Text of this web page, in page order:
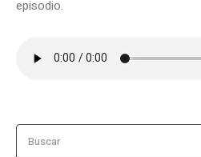
episodio.
Buscar